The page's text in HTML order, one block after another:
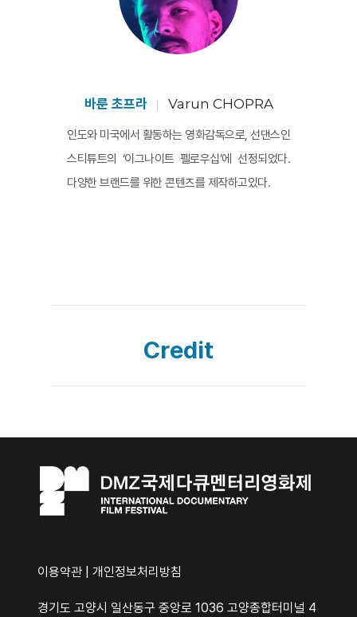
선과 내러티브의 운용, 집단 풍경의 묘사 등이 적절
히 어우러진 장르 영화로서, 그 자체로 현실의 강력
바룬 초프라 Varun CHOPRA
인도와 미국에서 활동하는 영화감독으로, 선댄스인
스티튜트의 ‘이그나이트 펠로우십’에 선정되었다.
다양한 브랜드를 위한 콘텐츠를 제작하고있다.
Credit
이용약관 개인정보처리방침
경기도 고양시 일산동구 중앙로 1036 고양종합터미널 4